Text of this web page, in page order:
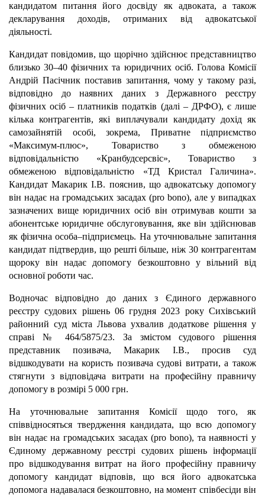
кандидатом питання його досвіду як адвоката, а також
декларування доходів, отриманих від адвокатської
діяльності.
Кандидат повідомив, що щорічно здійснює представництво
близько 30–40 фізичних та юридичних осіб. Голова Комісії
Андрій Пасічник поставив запитання, чому у такому разі,
відповідно до наявних даних з Державного реєстру
фізичних осіб – платників податків (далі – ДРФО), є лише
кілька контрагентів, які виплачували кандидату дохід як
самозайнятій особі, зокрема, Приватне підприємство
«Максимум-плюс», Товариство з обмеженою
відповідальністю «Кранбудсерсвіс», Товариство з
обмеженою відповідальністю «ТД Кристал Галичина».
Кандидат Макарик І.В. пояснив, що адвокатську допомогу
він надає на громадських засадах (pro bono), але у випадках
зазначених вище юридичних осіб він отримував кошти за
абонентське юридичне обслуговування, яке він здійснював
як фізична особа–підприємець. На уточнювальне запитання
кандидат підтвердив, що решті більше, ніж 30 контрагентам
щороку він надає допомогу безкоштовно у вільний від
основної роботи час.
Водночас відповідно до даних з Єдиного державного
реєстру судових рішень 06 грудня 2023 року Сихівський
районний суд міста Львова ухвалив додаткове рішення у
справі № 464/5875/23. За змістом судового рішення
представник позивача, Макарик І.В., просив суд
відшкодувати на користь позивача судові витрати, а також
стягнути з відповідача витрати на професійну правничу
допомогу в розмірі 5 000 грн.
На уточнювальне запитання Комісії щодо того, як
співвідносяться твердження кандидата, що всю допомогу
він надає на громадських засадах (pro bono), та наявності у
Єдиному державному реєстрі судових рішень інформації
про відшкодування витрат на його професійну правничу
допомогу кандидат відповів, що вся його адвокатська
допомога надавалася безкоштовно, на момент співбесіди він